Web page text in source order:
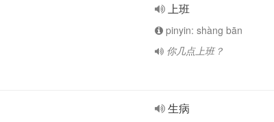
上班
pinyin: shàng bān
你几点上班？
生病